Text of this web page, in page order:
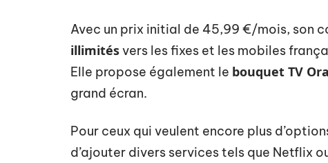
Avec un prix initial de 45,99 €/mois, son
illimitésvers les fixes et les mobiles
Elle propose également le bouquet TV
grand écran.
Pour ceux qui veulent encore plus
d’ajouter divers services tels que Netflix